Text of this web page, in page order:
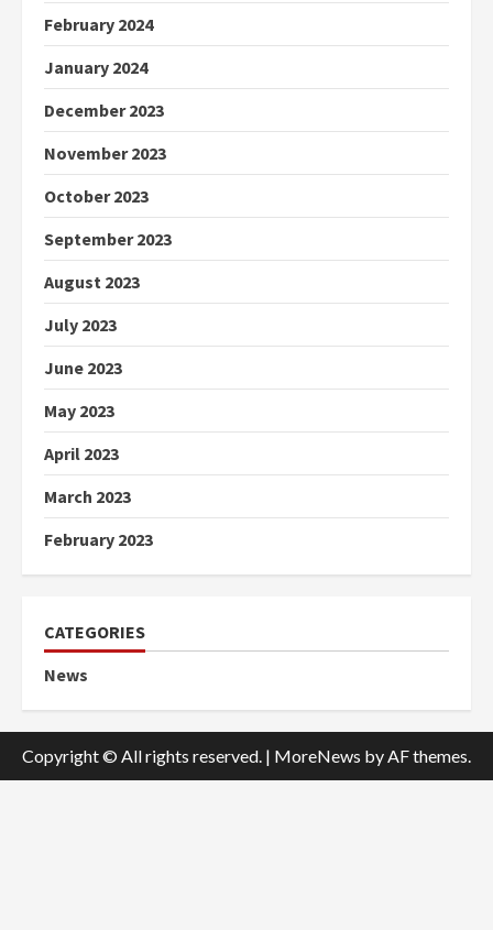
February 2024
January 2024
December 2023
November 2023
October 2023
September 2023
August 2023
July 2023
June 2023
May 2023
April 2023
March 2023
February 2023
CATEGORIES
News
Copyright © All rights reserved. | MoreNews by AF themes.